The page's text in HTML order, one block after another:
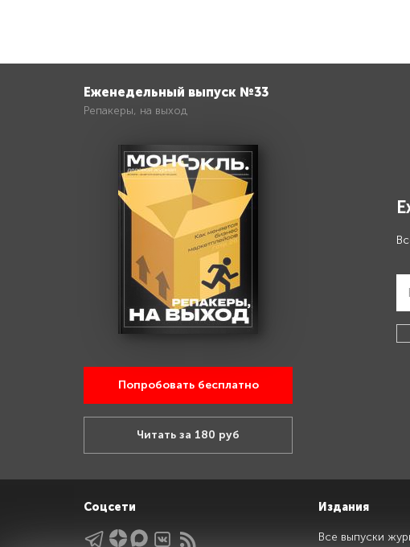
Еженедельный выпуск №33
Репакеры, на выход
Попробовать бесплатно
Читать за 180 руб
Соцсети Издания
Все выпуски